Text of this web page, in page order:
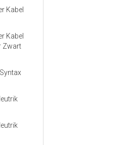
Kabel
Kabel
Zwart